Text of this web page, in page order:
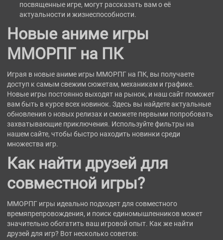
посвященные игре, могут рассказать вам о её
актуальности и жизнеспособности.
Новые аниме игры
ММОРПГ на ПК
Играя в новые аниме игры ММОРПГ на ПК, вы получаете
доступ к самым свежим сюжетам, механикам и графике.
Новые игры постоянно выходят на рынок, и наш сайт поможет
вам быть в курсе всех новинок. Здесь вы найдете актуальные
обновления о новых релизах и сможете первыми попробовать
захватывающие приключения. Используйте фильтры на
нашем сайте, чтобы быстро находить новинки среди
множества игр.
Как найти друзей для
совместной игры?
ММОРПГ игры идеально подходят для совместного
времяпрепровождения, и поиск единомышленников может
значительно обогатить ваш игровой опыт. Как же найти
друзей для игр? Вот несколько советов: